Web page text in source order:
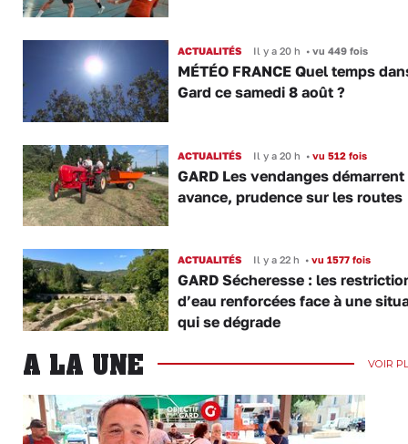
ACTUALITÉS Il y a 20 h •vu 449 fois
MÉTÉO FRANCE Quel temps
Gard ce samedi 8 août ?
ACTUALITÉS Il y a 20 h •vu 512 fois
GARD Les vendanges démarrent
avance, prudence sur les routes
ACTUALITÉS Il y a 22 h •vu 1577 fois
GARD Sécheresse : les
d’eau renforcées face à une
qui se dégrade
A LA UNE VOIR